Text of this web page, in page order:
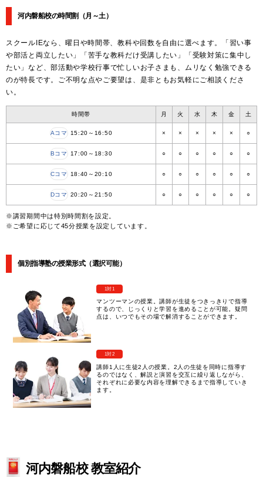
河内磐船校の時間割 （月～土）
スクールIEなら、曜日や時間帯、教科や回数を自由に選べます。「習い事
や部活と両立したい」「苦手な教科だけ受講したい」「受験対策に集中し
たい」など、部活動や学校行事で忙しいお子さまも、ムリなく勉強できる
のが特長です。ご不明な点やご要望は、是非ともお気軽にご相談くださ
い。
時間帯 月 火 水 木 金 土
Aコマ 15:20～16:50 × × × × × ○
Bコマ 17:00～18:30 ○ ○ ○ ○ ○ ○
Cコマ 18:40～20:10 ○ ○ ○ ○ ○ ○
Dコマ 20:20～21:50 ○ ○ ○ ○ ○ ○
※講習期間中は特別時間割を設定。
※ご希望に応じて45分授業を設定しています。
個別指導塾の授業形式（選択可能）
1対1
マンツーマンの授業。講師が生徒をつきっきりで指導
するので、じっくりと学習を進めることが可能。疑問
点は、いつでもその場で解消することができます。
1対2
講師1人に生徒2人の授業。2人の生徒を同時に指導す
るのではなく、解説と演習を交互に繰り返しながら、
それぞれに必要な内容を理解できるまで指導していき
ます。
河内磐船校 教室紹介